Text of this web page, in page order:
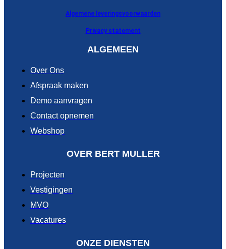
Algemene leveringsvoorwaarden
Privacy statement
ALGEMEEN
Over Ons
Afspraak maken
Demo aanvragen
Contact opnemen
Webshop
OVER BERT MULLER
Projecten
Vestigingen
MVO
Vacatures
ONZE DIENSTEN